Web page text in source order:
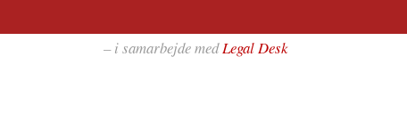
– i samarbejde medLegal Desk